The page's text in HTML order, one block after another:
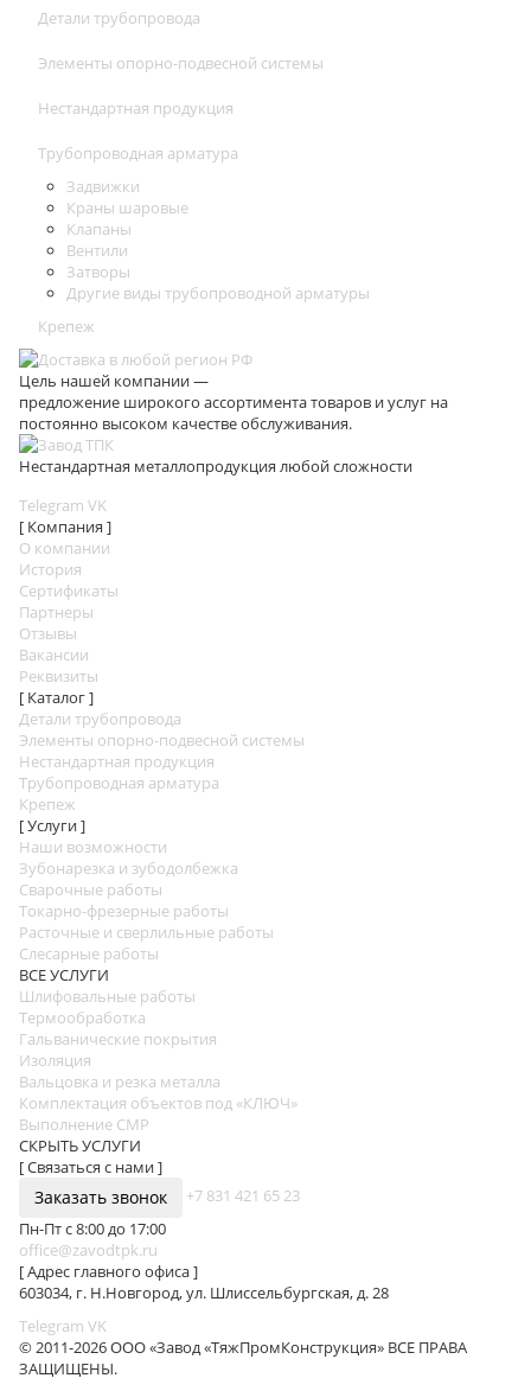
Детали трубопровода
Элементы опорно-подвесной системы
Нестандартная продукция
Трубопроводная арматура
Задвижки
Краны шаровые
Клапаны
Вентили
Затворы
Другие виды трубопроводной арматуры
Крепеж
Цель нашей компании —
предложение широкого ассортимента товаров и услуг на
постоянно высоком качестве обслуживания.
Нестандартная металлопродукция любой сложности
Telegram VK
[ Компания ]
О компании
История
Сертификаты
Партнеры
Отзывы
Вакансии
Реквизиты
[ Каталог ]
Детали трубопровода
Элементы опорно-подвесной системы
Нестандартная продукция
Трубопроводная арматура
Крепеж
[ Услуги ]
Наши возможности
Зубонарезка и зубодолбежка
Сварочные работы
Токарно-фрезерные работы
Расточные и сверлильные работы
Слесарные работы
ВСЕ УСЛУГИ
Шлифовальные работы
Термообработка
Гальванические покрытия
Изоляция
Вальцовка и резка металла
Комплектация объектов под «КЛЮЧ»
Выполнение СМР
СКРЫТЬ УСЛУГИ
[ Связаться с нами ]
Заказать звонок
+7 831 421 65 23
Пн-Пт с 8:00 до 17:00
office@zavodtpk.ru
[ Адрес главного офиса ]
603034, г. Н.Новгород, ул. Шлиссельбургская, д. 28
Telegram VK
© 2011-2026 ООО «Завод «ТяжПромКонструкция» ВСЕ ПРАВА
ЗАЩИЩЕНЫ.